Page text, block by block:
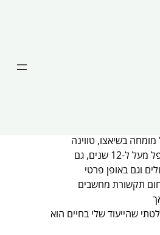
בשיאצו, טווינה
ועיסוי רפואי. מטפל מעל ל-12 שנים, גם
וגם באופן פרטי
תקשורת מחשבים
שהייעוד שלי בחיים הוא